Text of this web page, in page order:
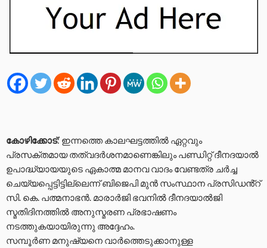
കോഴിക്കോട്: ഇന്നത്തെ കാലഘട്ടത്തിൽ ഏറ്റവും
പ്രസക്തമായ തത്വദർശനമാണെങ്കിലും പണ്ഡിറ്റ് ദീനദയാൽ
ഉപാദ്ധ്യായയുടെ ഏകാത്മ മാനവ വാദം വേണ്ടത്ര ചർച്ച
ചെയ്യപ്പെട്ടിട്ടില്ലെന്ന് ബിജെപി മുൻ സംസ്ഥാന പ്രസിഡൻ്റ്
സി. കെ. പത്മനാഭൻ. മാരാർജി ഭവനിൽ ദീനദയാൽജി
സ്മതിദിനത്തിൽ അനുസ്മരണ പ്രഭാഷണം
നടത്തുകയായിരുന്നു അദ്ദേഹം.
സമ്പൂർണ മനുഷ്യനെ വാർത്തെടുക്കാനുള്ള